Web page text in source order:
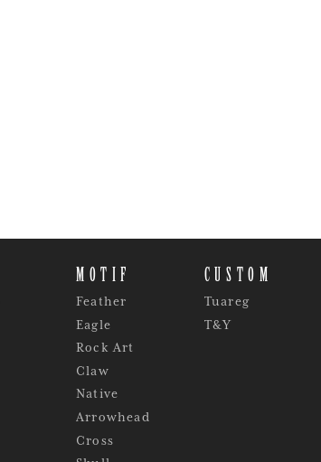
MOTIF
Feather
Eagle
Rock Art
Claw
Native
Arrowhead
Cross
CUSTOM
Tuareg
T&Y